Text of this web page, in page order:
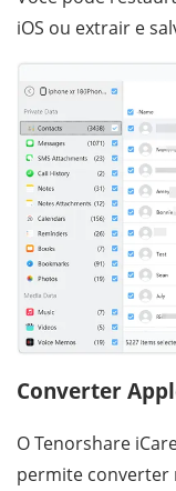
iOS ou extrair e
Converter
O Tenorshare
permite converter